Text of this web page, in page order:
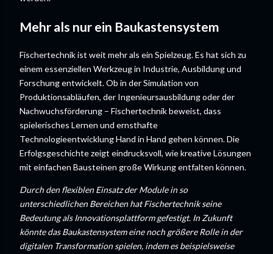
Mehr als nur ein Baukastensystem
Fischertechnik ist weit mehr als ein Spielzeug. Es hat sich zu
einem essenziellen Werkzeug in Industrie, Ausbildung und
Forschung entwickelt. Ob in der Simulation von
Produktionsabläufen, der Ingenieursausbildung oder der
Nachwuchsförderung – Fischertechnik beweist, dass
spielerisches Lernen und ernsthafte
Technologieentwicklung Hand in Hand gehen können. Die
Erfolgsgeschichte zeigt eindrucksvoll, wie kreative Lösungen
mit einfachen Bausteinen große Wirkung entfalten können.
Durch den flexiblen Einsatz der Module in so
unterschiedlichen Bereichen hat Fischertechnik seine
Bedeutung als Innovationsplattform gefestigt. In Zukunft
könnte das Baukastensystem eine noch größere Rolle in der
digitalen Transformation spielen, indem es beispielsweise